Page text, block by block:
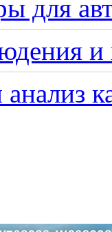
для
и